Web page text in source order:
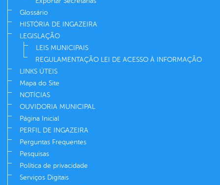
Glossário
HISTÓRIA DE INGAZEIRA
LEGISLAÇÃO
LEIS MUNICIPAIS
REGULAMENTAÇÃO LEI DE ACESSO À INFORMAÇÃO
LINKS ÚTEIS
Mapa do Site
NOTÍCIAS
OUVIDORIA MUNICIPAL
Página Inicial
PERFIL DE INGAZEIRA
Perguntas Frequentes
Pesquisas
Política de privacidade
Serviços Digitais